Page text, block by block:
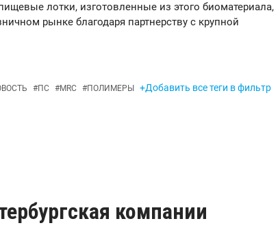
лотки, изготовленные из этого биоматериала,
рынке благодаря партнерству с крупной
#ПС #MRC #ПОЛИМЕРЫ +Добавить все теги в фильтр
компании